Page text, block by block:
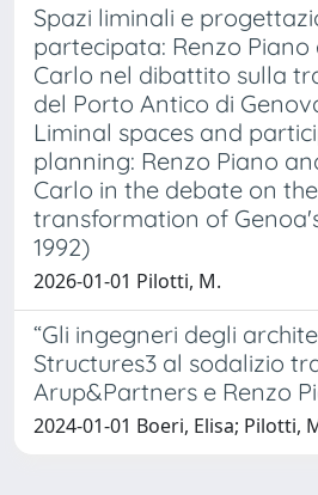
Spazi liminali e
partecipata: Renzo Piano
Carlo nel dibattito sulla
del Porto Antico di
Liminal spaces and
planning: Renzo Piano
Carlo in the debate on the
transformation of
1992)
2026-01-01 Pilotti, M.
“Gli ingegneri degli
Structures3 al sodalizio
Arup&Partners e Renzo
2024-01-01 Boeri, Elisa; Pilotti,